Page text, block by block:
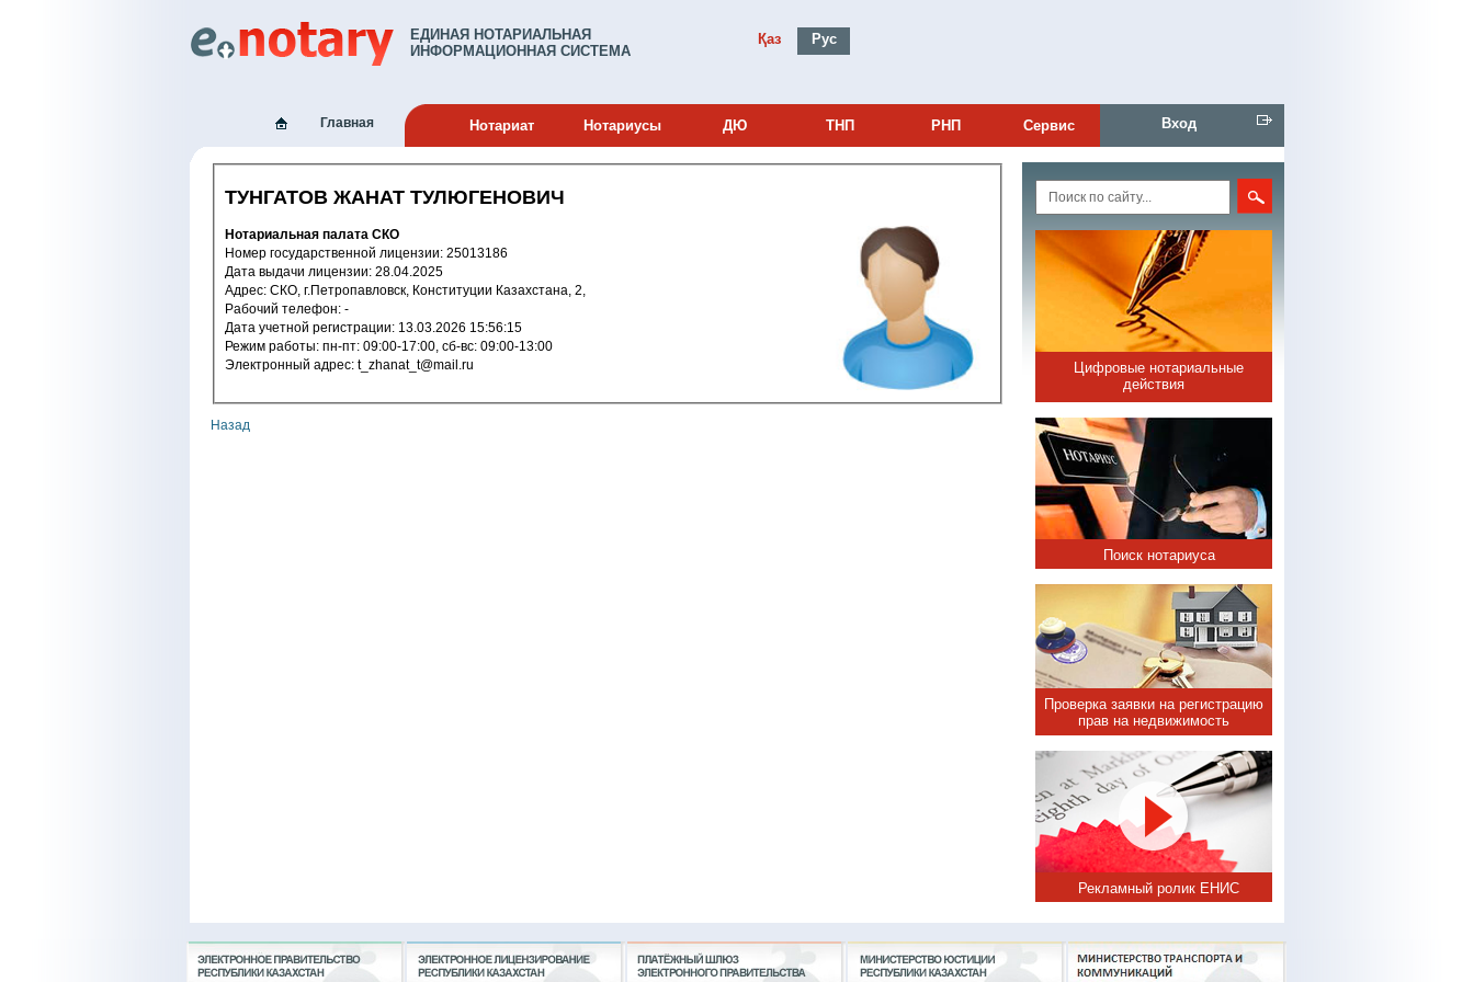
ЕДИНАЯ НОТАРИАЛЬНАЯ
ИНФОРМАЦИОННАЯ СИСТЕМА
Қаз Рус
Главная Нотариат Нотариусы ДЮ ТНП РНП Сервис Вход
ТУНГАТОВ ЖАНАТ ТУЛЮГЕНОВИЧ
Нотариальная палата СКО
Номер государственной лицензии: 25013186
Дата выдачи лицензии: 28.04.2025
Адрес: СКО, г.Петропавловск, Конституции Казахстана, 2,
Рабочий телефон: -
Дата учетной регистрации: 13.03.2026 15:56:15
Режим работы: пн-пт: 09:00-17:00, сб-вс: 09:00-13:00
Электронный адрес: t_zhanat_t@mail.ru
Назад
Цифровые нотариальные
действия
Поиск нотариуса
Проверка заявки на регистрацию
прав на недвижимость
Рекламный ролик ЕНИС